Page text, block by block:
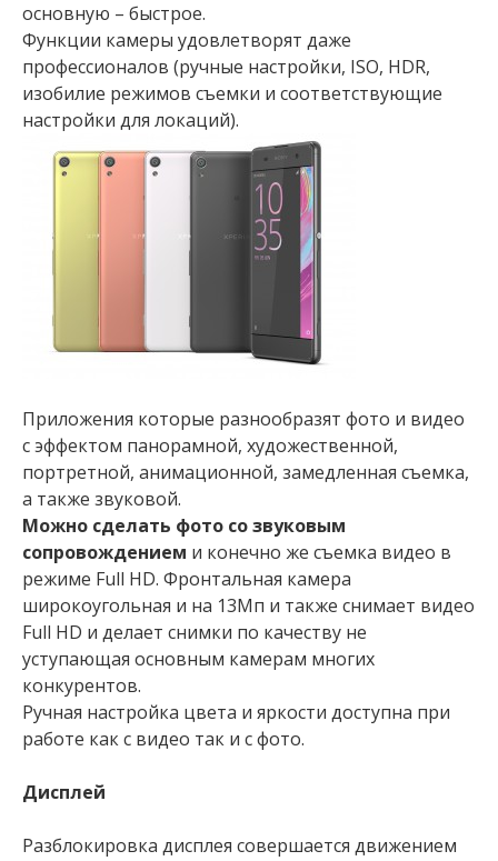
основную – быстрое.
Функции камеры удовлетворят даже
профессионалов (ручные настройки, ISO, HDR,
изобилие режимов съемки и соответствующие
настройки для локаций).
Приложения которые разнообразят фото и видео
с эффектом панорамной, художественной,
портретной, анимационной, замедленная съемка,
а также звуковой.
Можно сделать фото со звуковым
сопровождением и конечно же съемка видео в
режиме Full HD. Фронтальная камера
широкоугольная и на 13Мп и также снимает видео
Full HD и делает снимки по качеству не
уступающая основным камерам многих
конкурентов.
Ручная настройка цвета и яркости доступна при
работе как с видео так и с фото.
Дисплей
Разблокировка дисплея совершается движением